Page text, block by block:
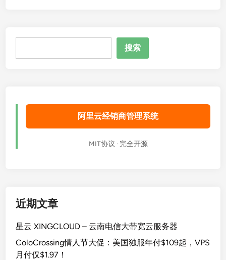
搜索
阿里云经销商管理系统
MIT协议 · 完全开源
近期文章
星云 XINGCLOUD – 云南电信大带宽云服务器
ColoCrossing情人节大促：美国独服年付$109起，VPS
月付仅$1.97！